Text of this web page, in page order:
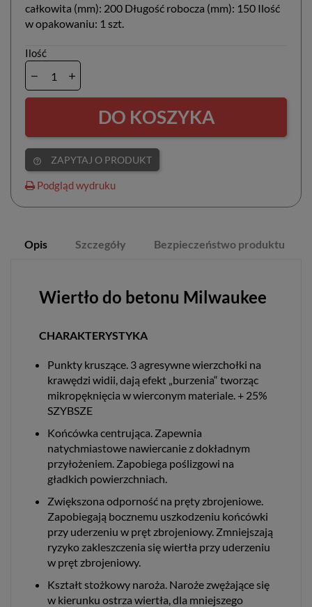
całkowita (mm): 200 Długość robocza (mm): 150 Ilość
w opakowaniu: 1 szt.
Ilość
DO KOSZYKA
help_outline ZAPYTAJ O PRODUKT
Podgląd wydruku
Opis Szczegóły Bezpieczeństwo produktu
Wiertło do betonu Milwaukee
CHARAKTERYSTYKA
Punkty kruszące. 3 agresywne wierzchołki na
krawędzi widii, dają efekt „burzenia“ tworząc
mikropęknięcia w wierconym materiale. + 25%
SZYBSZE
Końcówka centrująca. Zapewnia
natychmiastowe nawiercanie z dokładnym
przyłożeniem. Zapobiega poślizgowi na
gładkich powierzchniach.
Zwiększona odporność na pręty zbrojeniowe.
Zapobiegają bocznemu uszkodzeniu końcówki
przy uderzeniu w pręt zbrojeniowy. Zmniejszają
ryzyko zakleszczenia się wiertła przy uderzeniu
w pręt zbrojeniowy.
Kształt stożkowy naroża. Naroże zwężające się
w kierunku ostrza wiertła, dla mniejszego